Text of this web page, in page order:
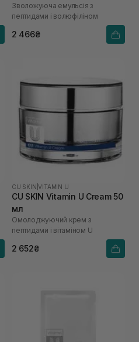
Зволожуюча емульсія з
пептидами і волюфіліном
2 466₴
CU SKIN |VITAMIN U
CU SKIN Vitamin U Cream 50
мл
Омолоджуючий крем з
пептидами і вітаміном U
2 652₴